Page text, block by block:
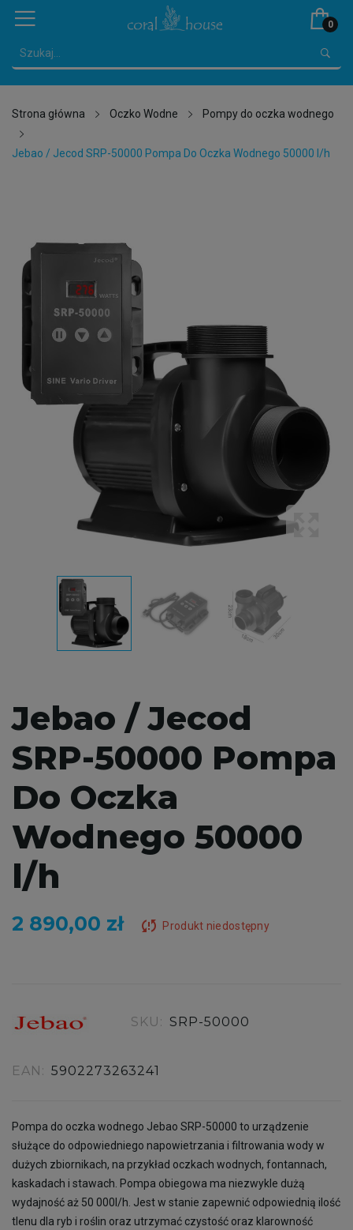
0
Strona główna Oczko Wodne Pompy do oczka wodnego
Jebao / Jecod SRP-50000 Pompa Do Oczka Wodnego 50000 l/h
Jebao / Jecod
SRP-50000 Pompa
Do Oczka
Wodnego 50000
l/h
2 890,00 zł sync_problem Produkt niedostępny
SKU: SRP-50000
EAN: 5902273263241
Pompa do oczka wodnego Jebao SRP-50000 to urządzenie
służące do odpowiedniego napowietrzania i filtrowania wody w
dużych zbiornikach, na przykład oczkach wodnych, fontannach,
kaskadach i stawach. Pompa obiegowa ma niezwykle dużą
wydajność aż 50 000l/h. Jest w stanie zapewnić odpowiednią ilość
tlenu dla ryb i roślin oraz utrzymać czystość oraz klarowność